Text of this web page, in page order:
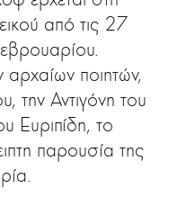
από τις 27
ποιητών,
την Αντιγόνη του
Ευριπίδη, το
παρουσία της